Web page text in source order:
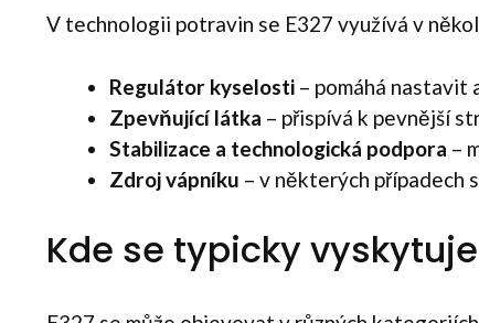
V technologii potravin se E327 využívá v
Regulátor kyselosti – pomáhá nastavit
Zpevňující látka – přispívá k pevnější
Stabilizace a technologická podpora –
Zdroj vápníku – v některých případech
Kde se typicky vyskytuje